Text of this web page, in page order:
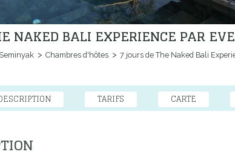
NAKED BALI EXPERIENCE PAR
Chambres d'hôtes 7 jours de The Naked Bali
TARIFS CARTE